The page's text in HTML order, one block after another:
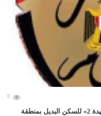
0
رئيس الوزراء يتفقد مشروع «روضة السيدة 2» للسكن البديل بمنطقة